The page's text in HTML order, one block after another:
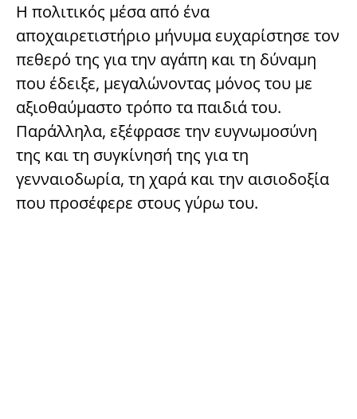
Η πολιτικός μέσα από ένα
αποχαιρετιστήριο μήνυμα ευχαρίστησε τον
πεθερό της για την αγάπη και τη δύναμη
που έδειξε, μεγαλώνοντας μόνος του με
αξιοθαύμαστο τρόπο τα παιδιά του.
Παράλληλα, εξέφρασε την ευγνωμοσύνη
της και τη συγκίνησή της για τη
γενναιοδωρία, τη χαρά και την αισιοδοξία
που προσέφερε στους γύρω του.